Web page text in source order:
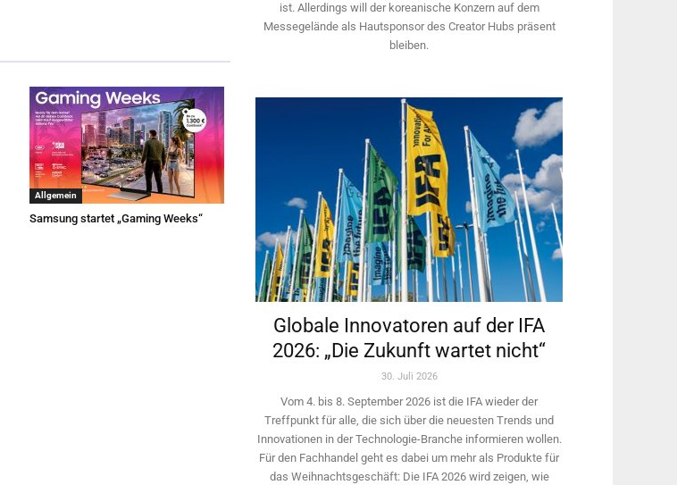
Allgemein
Samsung startet „Gaming Weeks“
ist. Allerdings will ­der koreanische Konzern auf dem
Messegelände als Hautsponsor des Creator Hubs präsent
bleiben.
Globale Innovatoren auf der IFA
2026: „Die Zukunft wartet nicht“
30. Juli 2026
Vom 4. bis 8. September 2026 ist die IFA wieder der
Treffpunkt für alle, die sich über die neuesten Trends und
Innovationen in der Technologie-­Branche informieren wollen.
Für den Fachhandel geht es dabei um mehr als Produkte für
das Weihnachtsgeschäft: Die IFA 2026 wird ­zeigen, wie